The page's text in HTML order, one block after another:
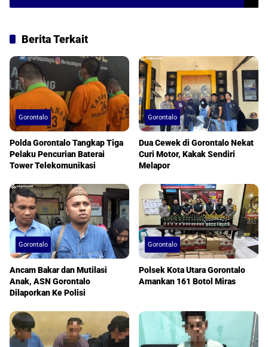
Berita Terkait
Gorontalo
Polda Gorontalo Tangkap Tiga
Pelaku Pencurian Baterai
Tower Telekomunikasi
Gorontalo
Dua Cewek di Gorontalo Nekat
Curi Motor, Kakak Sendiri
Melapor
Gorontalo
Ancam Bakar dan Mutilasi
Anak, ASN Gorontalo
Dilaporkan Ke Polisi
Gorontalo
Polsek Kota Utara Gorontalo
Amankan 161 Botol Miras